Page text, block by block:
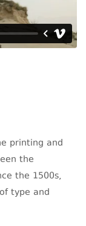
printing and
the
the 1500s,
type and